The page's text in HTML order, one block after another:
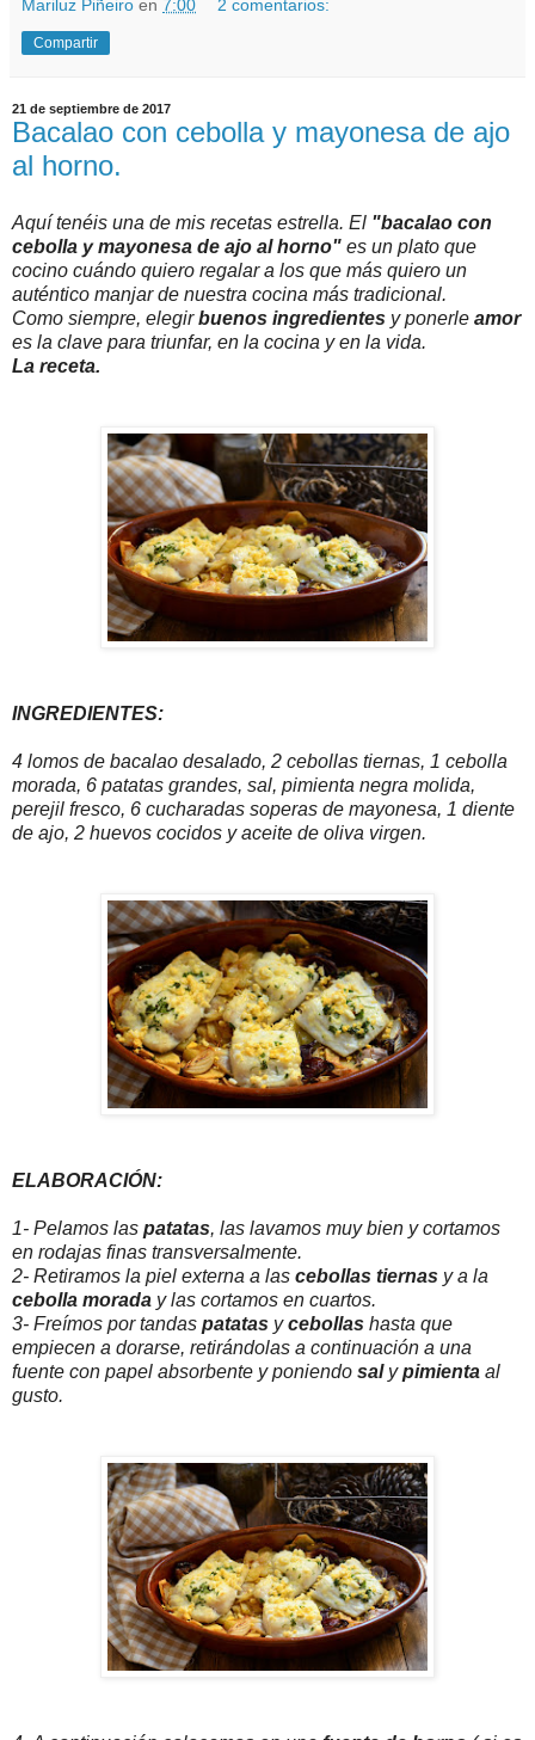
Mariluz Piñeiro en 7:00 2 comentarios:
Compartir
21 de septiembre de 2017
Bacalao con cebolla y mayonesa de ajo
al horno.
Aquí tenéis una de mis recetas estrella. El "bacalao con
cebolla y mayonesa de ajo al horno" es un plato que
cocino cuándo quiero regalar a los que más quiero un
auténtico manjar de nuestra cocina más tradicional.
Como siempre, elegirbuenos ingredientes y ponerle amor
es la clave para triunfar, en la cocina y en la vida.
La receta.
INGREDIENTES:
4 lomos de bacalao desalado, 2 cebollas tiernas, 1 cebolla
morada, 6 patatas grandes, sal, pimienta negra molida,
perejil fresco, 6 cucharadas soperas de mayonesa, 1 diente
de ajo, 2 huevos cocidos y aceite de oliva virgen.
ELABORACIÓN:
1- Pelamos las patatas, las lavamos muy bien y cortamos
en rodajas finas transversalmente.
2- Retiramos la piel externa a las cebollas tiernas y a la
cebolla morada y las cortamos en cuartos.
3- Freímos por tandas patatas ycebollas hasta que
empiecen a dorarse, retirándolas a continuación a una
fuente con papel absorbente y poniendo salypimienta al
gusto.